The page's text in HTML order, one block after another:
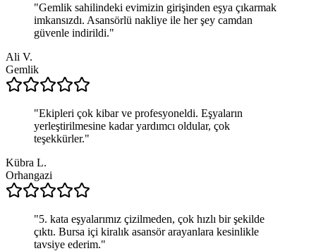
"Gemlik sahilindeki evimizin girişinden eşya çıkarmak
imkansızdı. Asansörlü nakliye ile her şey camdan
güvenle indirildi."
Ali V.
Gemlik
"Ekipleri çok kibar ve profesyoneldi. Eşyaların
yerleştirilmesine kadar yardımcı oldular, çok
teşekkürler."
Kübra L.
Orhangazi
"5. kata eşyalarımız çizilmeden, çok hızlı bir şekilde
çıktı. Bursa içi kiralık asansör arayanlara kesinlikle
tavsiye ederim."